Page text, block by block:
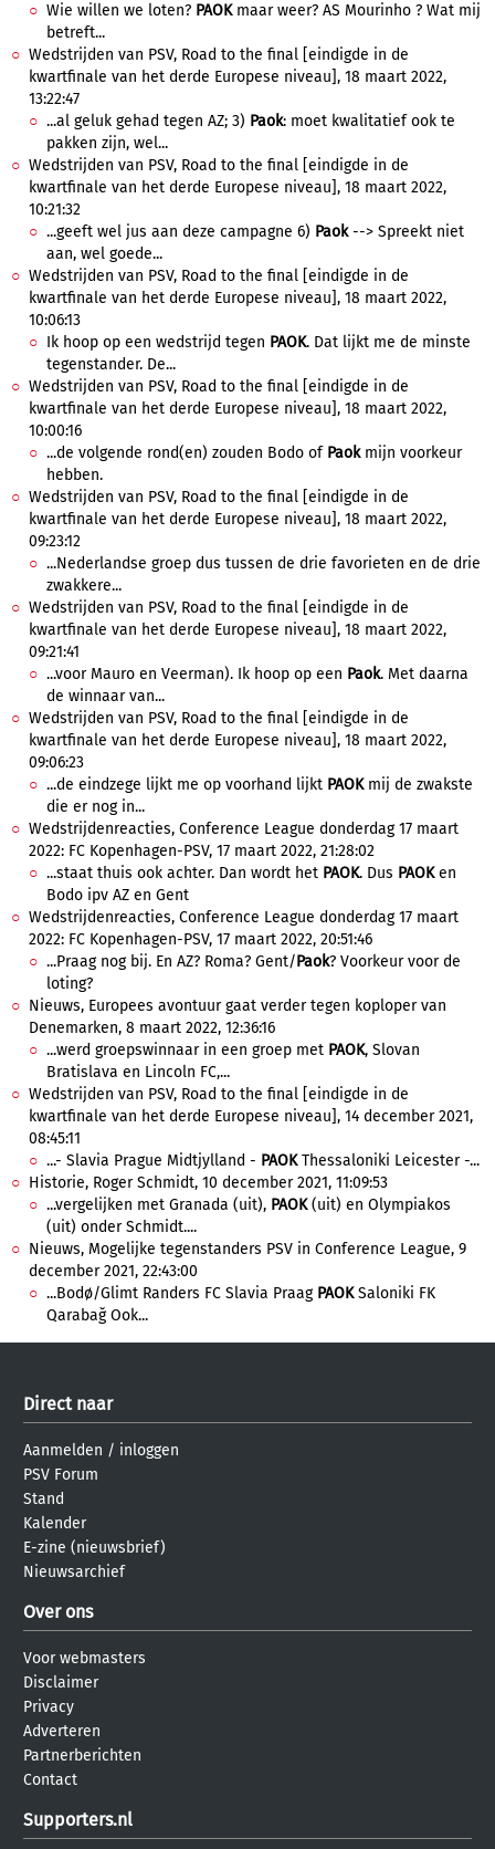
Wie willen we loten? PAOKmaar weer? AS Mourinho ? Wat mij
betreft...
Wedstrijden van PSV, Road to the final [eindigde in de
kwartfinale van het derde Europese niveau], 18 maart 2022,
13:22:47
...al geluk gehad tegen AZ; 3) Paok: moet kwalitatief ook te
pakken zijn, wel...
Wedstrijden van PSV, Road to the final [eindigde in de
kwartfinale van het derde Europese niveau], 18 maart 2022,
10:21:32
...geeft wel jus aan deze campagne 6) Paok--> Spreekt niet
aan, wel goede...
Wedstrijden van PSV, Road to the final [eindigde in de
kwartfinale van het derde Europese niveau], 18 maart 2022,
10:06:13
Ik hoop op een wedstrijd tegen PAOK. Dat lijkt me de minste
tegenstander. De...
Wedstrijden van PSV, Road to the final [eindigde in de
kwartfinale van het derde Europese niveau], 18 maart 2022,
10:00:16
...de volgende rond(en) zouden Bodo of Paokmijn voorkeur
hebben.
Wedstrijden van PSV, Road to the final [eindigde in de
kwartfinale van het derde Europese niveau], 18 maart 2022,
09:23:12
...Nederlandse groep dus tussen de drie favorieten en de drie
zwakkere...
Wedstrijden van PSV, Road to the final [eindigde in de
kwartfinale van het derde Europese niveau], 18 maart 2022,
09:21:41
...voor Mauro en Veerman). Ik hoop op een Paok. Met daarna
de winnaar van...
Wedstrijden van PSV, Road to the final [eindigde in de
kwartfinale van het derde Europese niveau], 18 maart 2022,
09:06:23
...de eindzege lijkt me op voorhand lijkt PAOKmij de zwakste
die er nog in...
Wedstrijdenreacties, Conference League donderdag 17 maart
2022: FC Kopenhagen-PSV, 17 maart 2022, 21:28:02
...staat thuis ook achter. Dan wordt het PAOK. Dus PAOKen
Bodo ipv AZ en Gent
Wedstrijdenreacties, Conference League donderdag 17 maart
2022: FC Kopenhagen-PSV, 17 maart 2022, 20:51:46
...Praag nog bij. En AZ? Roma? Gent/Paok? Voorkeur voor de
loting?
Nieuws, Europees avontuur gaat verder tegen koploper van
Denemarken, 8 maart 2022, 12:36:16
...werd groepswinnaar in een groep met PAOK, Slovan
Bratislava en Lincoln FC,...
Wedstrijden van PSV, Road to the final [eindigde in de
kwartfinale van het derde Europese niveau], 14 december 2021,
08:45:11
...- Slavia Prague Midtjylland - PAOKThessaloniki Leicester -...
Historie, Roger Schmidt, 10 december 2021, 11:09:53
...vergelijken met Granada (uit), PAOK(uit) en Olympiakos
(uit) onder Schmidt....
Nieuws, Mogelijke tegenstanders PSV in Conference League, 9
december 2021, 22:43:00
...Bodø/Glimt Randers FC Slavia Praag PAOKSaloniki FK
Qarabağ Ook...
Direct naar
Aanmelden / inloggen
PSV Forum
Stand
Kalender
E-zine (nieuwsbrief)
Nieuwsarchief
Over ons
Voor webmasters
Disclaimer
Privacy
Adverteren
Partnerberichten
Contact
Supporters.nl